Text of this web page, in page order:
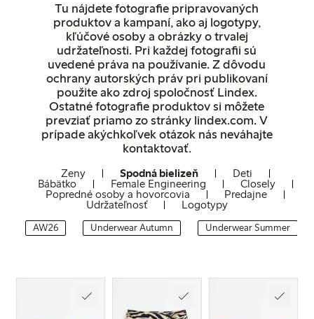
Tu nájdete fotografie pripravovaných
produktov a kampaní, ako aj logotypy,
kľúčové osoby a obrázky o trvalej
udržateľnosti. Pri každej fotografii sú
uvedené práva na používanie. Z dôvodu
ochrany autorských práv pri publikovaní
použite ako zdroj spoločnosť Lindex.
Ostatné fotografie produktov si môžete
prevziať priamo zo stránky lindex.com. V
prípade akýchkoľvek otázok nás neváhajte
kontaktovať.
Ženy Spodná bielizeň
AW26 Underwear Autumn Underwear Summer
Deti
Bábätko Female Engineering Closely
Popredné osoby a hovorcovia Predajne
Udržateľnosť Logotypy